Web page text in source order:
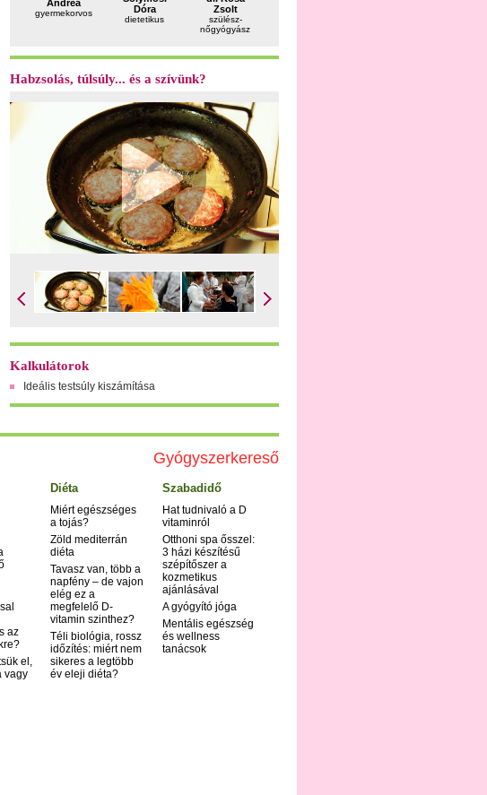
Andrea
gyermekorvos
Dóra
dietetikus
Zsolt
szülész-
nőgyógyász
Habzsolás, túlsúly... és a szívünk?
Kalkulátorok
Ideális testsúly kiszámítása
Gyógyszerkereső
az
el,
vagy
Diéta
Miért egészséges
a tojás?
Zöld mediterrán
diéta
Tavasz van, több a
napfény – de vajon
elég ez a
megfelelő D-
vitamin szinthez?
Téli biológia, rossz
időzítés: miért nem
sikeres a legtöbb
év eleji diéta?
Szabadidő
Hat tudnivaló a D
vitaminról
Otthoni spa ősszel:
3 házi készítésű
szépítőszer a
kozmetikus
ajánlásával
A gyógyító jóga
Mentális egészség
és wellness
tanácsok